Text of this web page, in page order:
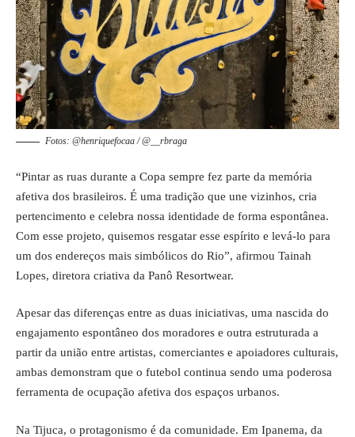
Fotos: @henriquefocaa / @__rbraga
“Pintar as ruas durante a Copa sempre fez parte da memória
afetiva dos brasileiros. É uma tradição que une vizinhos, cria
pertencimento e celebra nossa identidade de forma espontânea.
Com esse projeto, quisemos resgatar esse espírito e levá-lo para
um dos endereços mais simbólicos do Rio”, afirmou Tainah
Lopes, diretora criativa da Panô Resortwear.
Apesar das diferenças entre as duas iniciativas, uma nascida do
engajamento espontâneo dos moradores e outra estruturada a
partir da união entre artistas, comerciantes e apoiadores culturais,
ambas demonstram que o futebol continua sendo uma poderosa
ferramenta de ocupação afetiva dos espaços urbanos.
Na Tijuca, o protagonismo é da comunidade. Em Ipanema, da